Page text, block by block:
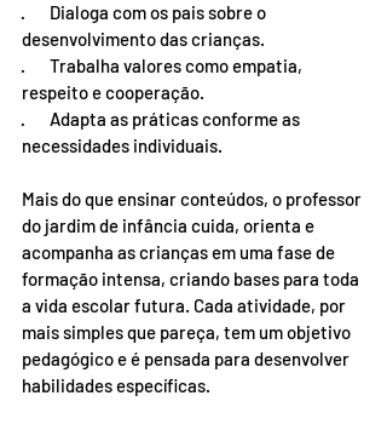
·       Dialoga com os pais sobre o
desenvolvimento das crianças.
·       Trabalha valores como empatia,
respeito e cooperação.
·       Adapta as práticas conforme as
necessidades individuais.
Mais do que ensinar conteúdos, o professor
do jardim de infância cuida, orienta e
acompanha as crianças em uma fase de
formação intensa, criando bases para toda
a vida escolar futura. Cada atividade, por
mais simples que pareça, tem um objetivo
pedagógico e é pensada para desenvolver
habilidades específicas.